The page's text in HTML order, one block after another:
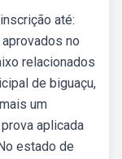
até:
no
relacionados
de biguaçu,
um
aplicada
estado de